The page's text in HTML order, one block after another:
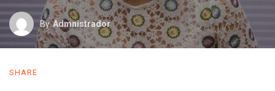
By Admnistrador
SHARE